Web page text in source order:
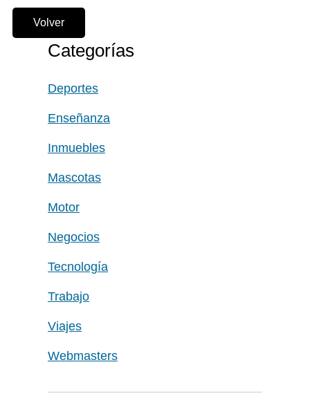
Volver
Categorías
Deportes
Enseñanza
Inmuebles
Mascotas
Motor
Negocios
Tecnología
Trabajo
Viajes
Webmasters